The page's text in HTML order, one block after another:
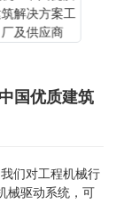
国优质建筑
们对工程机械行
械驱动系统，可